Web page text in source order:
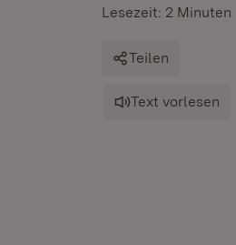
Lesezeit: 2 Minuten
Teilen
Text vorlesen